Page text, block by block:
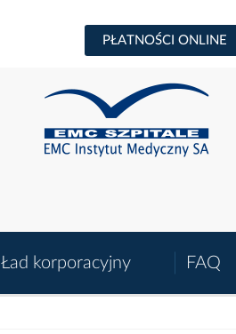
PŁATNOŚCI ONLINE
Ład korporacyjny FAQ